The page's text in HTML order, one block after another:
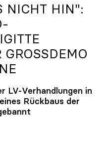
NICHT HIN":
-
G
LV-Verhandlungen in
Rückbaus der